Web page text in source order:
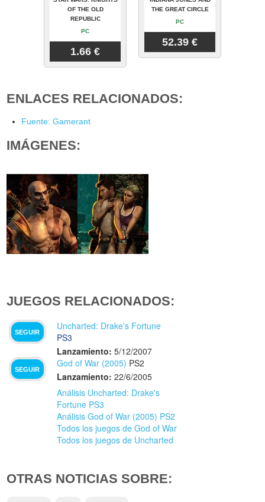
OF THE OLD
REPUBLIC
PC
1.66 €
THE GREAT CIRCLE
PC
52.39 €
ENLACES RELACIONADOS:
Fuente: Gamerant
IMÁGENES:
JUEGOS RELACIONADOS:
SEGUIR
Uncharted: Drake's Fortune
PS3
Lanzamiento: 5/12/2007
SEGUIR
God of War (2005) PS2
Lanzamiento: 22/6/2005
Análisis Uncharted: Drake's
Fortune PS3
Análisis God of War (2005) PS2
Todos los juegos de God of War
Todos los juegos de Uncharted
OTRAS NOTICIAS SOBRE: